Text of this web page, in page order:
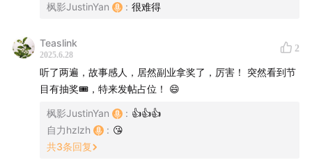
枫影JustinYan
: 很难得
Teaslink
2025.6.28
2
听了两遍，故事感人，居然副业拿奖了，厉害！ 突然看到节
目有抽奖🎟️，特来发帖占位！ 😄
枫影JustinYan : 👍👍👍
自力hzlzh
: 😘
共3条回复